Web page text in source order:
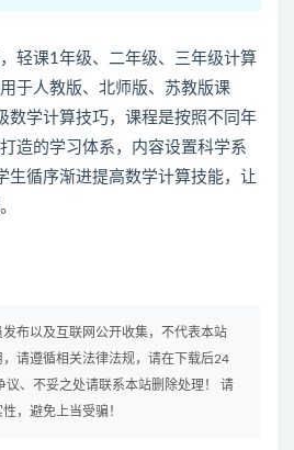
轻课1年级、二年级、三年级计算
于人教版、北师版、苏教版课
数学计算技巧，课程是按照不同年
造的学习体系，内容设置科学系
生循序渐进提高数学计算技能，让
布以及互联网公开收集，不代表本站
，请遵循相关法律法规，请在下载后24
议、不妥之处请联系本站删除处理！ 请
，避免上当受骗！